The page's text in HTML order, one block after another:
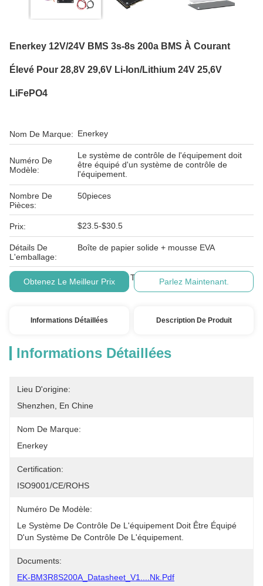
Enerkey 12V/24V BMS 3s-8s 200a BMS À Courant
Élevé Pour 28,8V 29,6V Li-Ion/lithium 24V 25,6V
LiFePO4
Nom De Marque: Enerkey
Numéro De
Modèle:
Le système de contrôle de l'équipement doit
être équipé d'un système de contrôle de
l'équipement.
Nombre De
Pièces:
50pieces
Prix: $23.5-$30.5
Détails De
L'emballage:
Boîte de papier solide + mousse EVA
Conditions De
Paiement:
L/C, D/A, D/P, T/T, Western Union, MoneyGram
Obtenez Le Meilleur Prix Parlez Maintenant.
Informations Détaillées Description De Produit
Informations Détaillées
Lieu D'origine:
Shenzhen, En Chine
Nom De Marque:
Enerkey
Certification:
ISO9001/CE/ROHS
Numéro De Modèle:
Le Système De Contrôle De L'équipement Doit Être Équipé
D'un Système De Contrôle De L'équipement.
Documents:
EK-BM3R8S200A_Datasheet_V1....nk.pdf